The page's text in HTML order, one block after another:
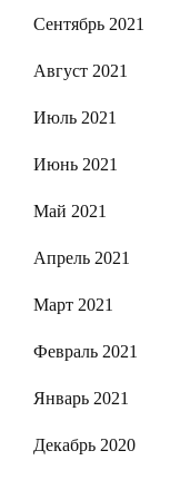
Сентябрь 2021
Август 2021
Июль 2021
Июнь 2021
Май 2021
Апрель 2021
Март 2021
Февраль 2021
Январь 2021
Декабрь 2020